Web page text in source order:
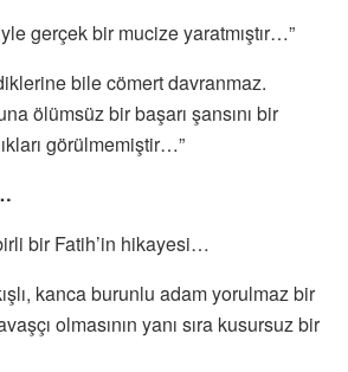
gerçek bir mucize yaratmıştır…”
bile cömert davranmaz.
ölümsüz bir başarı şansını bir
görülmemiştir…”
bir Fatih’in hikayesi…
kanca burunlu adam yorulmaz bir
olmasının yanı sıra kusursuz bir